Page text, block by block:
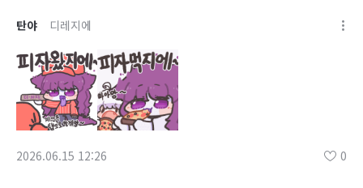
탄야 디레지에
2026.06.15 12:26 0